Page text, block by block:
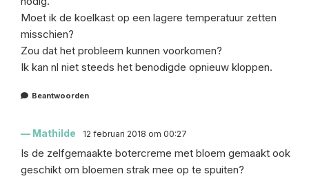
Moet ik de koelkast op een lagere temperatuur zetten
misschien?
Zou dat het probleem kunnen voorkomen?
Ik kan nl niet steeds het benodigde opnieuw kloppen.
Beantwoorden
Mathilde 12 februari 2018 om 00:27
Is de zelfgemaakte botercreme met bloem gemaakt ook
geschikt om bloemen strak mee op te spuiten?